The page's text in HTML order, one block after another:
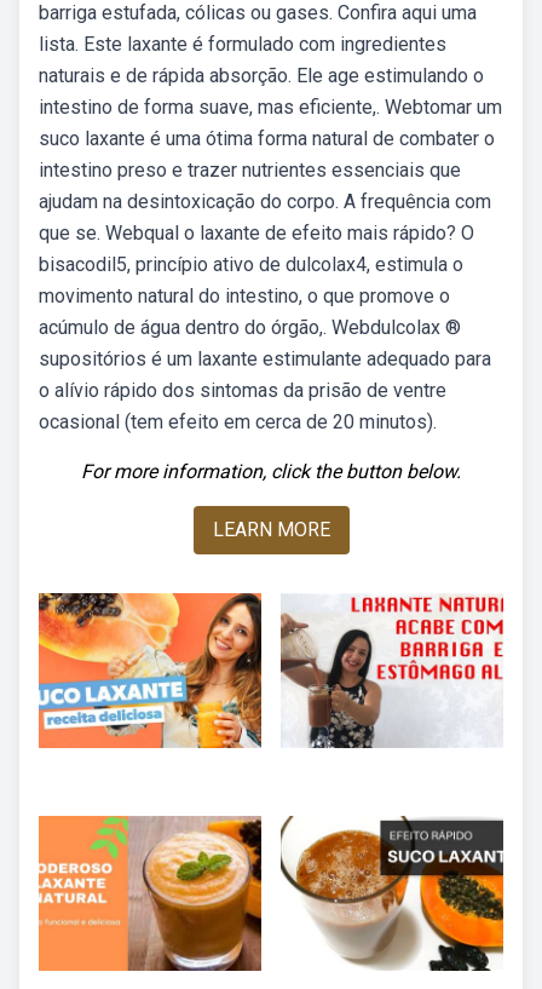
barriga estufada, cólicas ou gases. Confira aqui uma
lista. Este laxante é formulado com ingredientes
naturais e de rápida absorção. Ele age estimulando o
intestino de forma suave, mas eficiente,. Webtomar um
suco laxante é uma ótima forma natural de combater o
intestino preso e trazer nutrientes essenciais que
ajudam na desintoxicação do corpo. A frequência com
que se. Webqual o laxante de efeito mais rápido? O
bisacodil5, princípio ativo de dulcolax4, estimula o
movimento natural do intestino, o que promove o
acúmulo de água dentro do órgão,. Webdulcolax ®
supositórios é um laxante estimulante adequado para
o alívio rápido dos sintomas da prisão de ventre
ocasional (tem efeito em cerca de 20 minutos).
For more information, click the button below.
LEARN MORE